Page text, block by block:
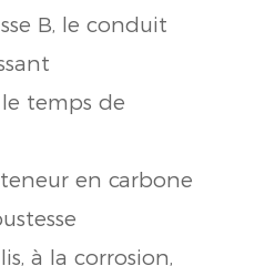
B, le conduit
temps de
en carbone
à la corrosion,